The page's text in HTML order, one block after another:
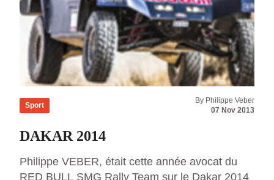
Sport
By Philippe Veber
07 Nov 2013
DAKAR 2014
Philippe VEBER, était cette année avocat du
RED BULL SMG Rally Team sur le Dakar 2014